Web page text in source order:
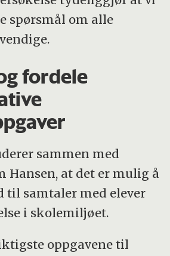
spørsmål om alle
fordele
sammen med
Hansen, at det er mulig å
til samtaler med elever
i skolemiljøet.
oppgavene til